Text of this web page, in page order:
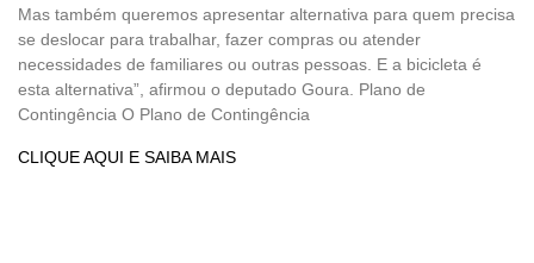
Mas também queremos apresentar alternativa para quem precisa
se deslocar para trabalhar, fazer compras ou atender
necessidades de familiares ou outras pessoas. E a bicicleta é
esta alternativa”, afirmou o deputado Goura. Plano de
Contingência O Plano de Contingência
CLIQUE AQUI E SAIBA MAIS